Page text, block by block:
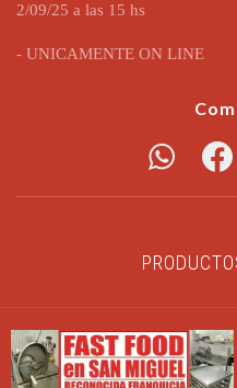
2/09/25 a las 15 hs
- UNICAMENTE ON LINE